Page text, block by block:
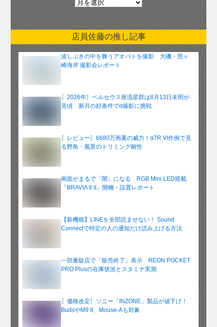
別
ア
ー
カ
イ
ブ
店員佐藤の推し記事
波しぶきの中を舞うアオバトを撮影 大磯・照ヶ
崎海岸 撮影会レポート
〖2026年〗ペルセウス座流星群は8月13日未明が
見頃 新月の好条件でα撮影に挑戦
〖レビュー〗6680万画素の威力！α7R VI作例で見
る野鳥・風景のトリミング耐性
画面がまるで「闇」になる RGB Mini LED搭載
「BRAVIA 9 II」開梱・設置レポート
【新機能】LINEを全部読ませない！ Sound
Connectで特定の人の通知だけ読み上げる方法
一部量販店で「販売終了」表示 REON POCKET
PRO Plusの在庫状況とスタミナ実測
〖価格改定〗ソニー「INZONE」製品が値下げ！
BudsやM9 II、Mouse-Aも対象